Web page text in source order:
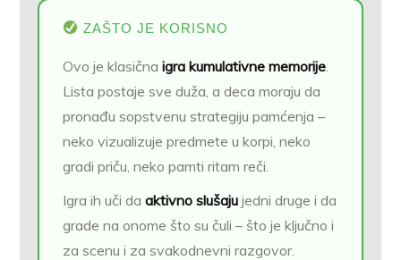
ZAŠTO JE KORISNO
Ovo je klasičnaigra kumulativne memorije
Lista postaje sve duža, a deca moraju da
pronađu sopstvenu strategiju pamćenja –
neko vizualizuje predmete u korpi, neko
gradi priču, neko pamti ritam reči.
Igra ih uči daaktivno slušaju jedni druge i da
grade na onome što su čuli – što je ključno i
za scenu i za svakodnevni razgovor.